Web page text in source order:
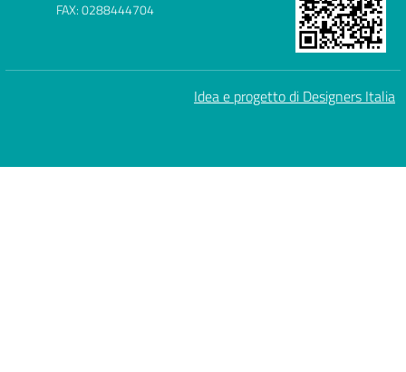
FAX: 0288444704
Idea e progetto di Designers Italia